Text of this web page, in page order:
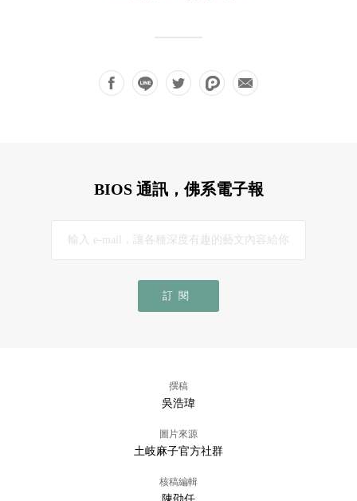
BIOS 通訊，佛系電子報
訂閱
撰稿
吳浩瑋
圖片來源
土岐麻子官方社群
核稿編輯